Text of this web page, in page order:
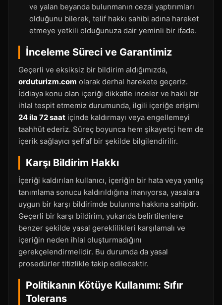
ve yalan beyanda bulunmanın cezai yaptırımları
olduğunu bilerek, telif hakkı sahibi adına hareket
etmeye yetkili olduğunuza dair yeminli bir ifade.
İnceleme Süreci ve Garantimiz
Geçerli ve eksiksiz bir bildirim aldığımızda,
orduturizm.com olarak derhal harekete geçeriz.
İddiaya konu olan içeriği dikkatle inceler ve haklı bir
ihlal tespit etmemiz durumunda, ilgili içeriğe erişimi
24 ila 72 saat içinde kaldırmayı veya engellemeyi
taahhüt ederiz. Süreç boyunca hem şikayetçi hem de
içerik sağlayıcı şeffaf bir şekilde bilgilendirilir.
Karşı Bildirim Hakkı
İçeriği kaldırılan kullanıcı, içeriğin bir hata veya yanlış
tanımlama sonucu kaldırıldığına inanıyorsa, yasalara
uygun bir karşı bildirimde bulunma hakkına sahiptir.
Geçerli bir karşı bildirim, yukarıda belirtilenlere
benzer şekilde yasal gereklilikleri karşılamalı ve
içeriğin neden ihlal oluşturmadığını
gerekçelendirmelidir. Bu durumda da yasal
prosedürler titizlikle takip edilecektir.
Politikanın Kötüye Kullanımı: Sıfır
Tolerans